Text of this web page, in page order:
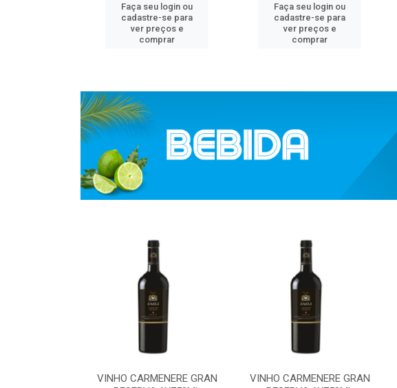
Faça seu login ou
cadastre-se para
ver preços e
comprar
Faça seu login ou
cadastre-se para
ver preços e
comprar
VINHO CARMENERE GRAN
VINHO CARMENERE GRAN